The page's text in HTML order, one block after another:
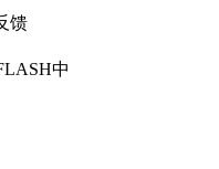
馈
中